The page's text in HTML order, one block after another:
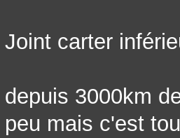
Joint carter
depuis 3000km
peu mais c'est